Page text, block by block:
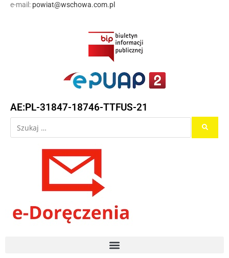
e-mail: powiat@wschowa.com.pl
AE:PL-31847-18746-TTFUS-21